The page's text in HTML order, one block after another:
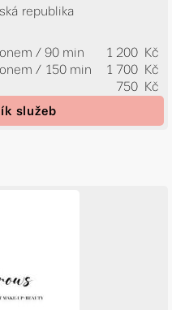
republika
/ 90 min
1 200 Kč
/ 150 min
1 700 Kč
750 Kč
služeb